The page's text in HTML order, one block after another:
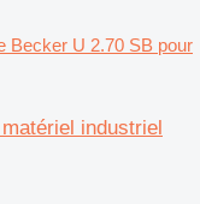
Becker U 2.70 SB pour
industriel